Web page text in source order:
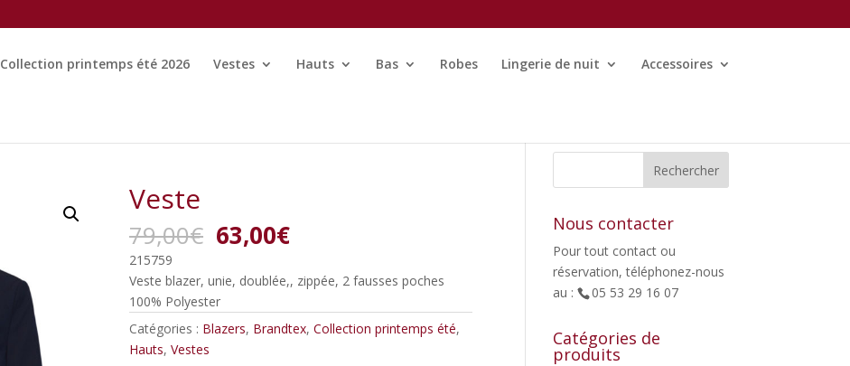
Collection printemps été 2026 Vestes Hauts Bas Robes Lingerie de nuit Accessoires
Veste
79,00€ Le
prix
initial
était :
79,00€.
63,00€Le
actuel
est :
63,00€.
215759
Veste blazer, unie, doublée,, zippée, 2 fausses poches
100% Polyester
Catégories : Blazers, Brandtex,Collection printemps été,
Hauts,Vestes
Nous contacter
Pour tout contact ou
réservation, téléphonez-nous
au :
05 53 29 16 07
Catégories de
produits